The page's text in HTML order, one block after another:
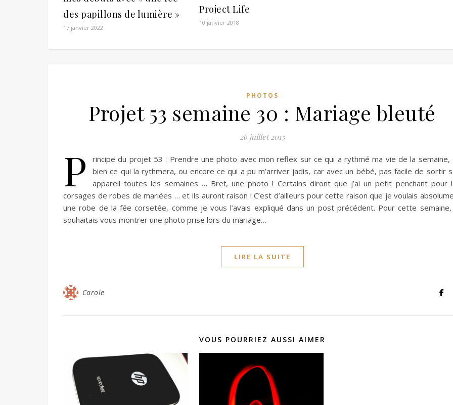
des papillons de lumière »
17 janvier 2022
Project Life
10 janvier 2018
PHOTOS
Projet 53 semaine 30 : Mariage bleuté
26 juillet 2015
P
rincipe du projet 53 : Prendre une photo avec mon reflex sur ce qui a rythmé ma vie de la semaine,
bien ce qui la rythmera, ou encore ce qui a pu m’arriver jadis, car avec un bébé, pas facile de sortir
appareil toutes les semaines … Bref, une photo ! Certains diront que j’ai un petit penchant pour
corsages de robes de mariées … et ils auront raison ! C’est d’ailleurs pour cette raison que je voulais
une robe de la fée corsetée, comme je vous l’avais expliqué dans un post précédent. Pour cette
souhaitais vous montrer une photo prise lors du mariage…
LIRE LA SUITE
Carole
VOUS POURRIEZ AUSSI AIMER